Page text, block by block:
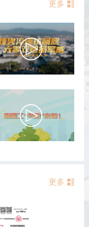
更多
更多